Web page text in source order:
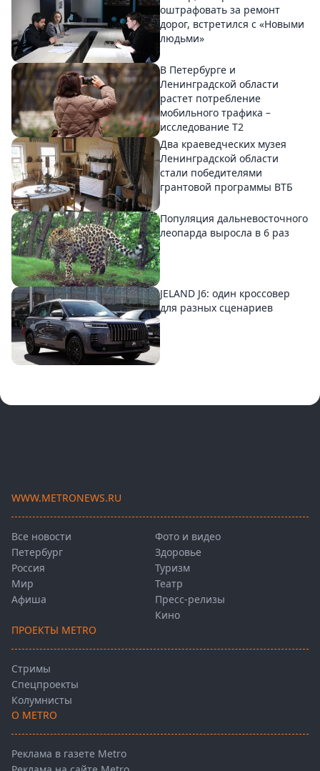
оштрафовать за ремонт
дорог, встретился с «Новыми
людьми»
В Петербурге и
Ленинградской области
растет потребление
мобильного трафика –
исследование T2
Два краеведческих музея
Ленинградской области
стали победителями
грантовой программы ВТБ
Популяция дальневосточного
леопарда выросла в 6 раз
JELAND J6: один кроссовер
для разных сценариев
WWW.METRONEWS.RU
Все новости
Петербург
Россия
Мир
Афиша
Фото и видео
Здоровье
Туризм
Театр
Пресс-релизы
Кино
ПРОЕКТЫ METRO
Стримы
Спецпроекты
Колумнисты
О METRO
Реклама в газете Metro